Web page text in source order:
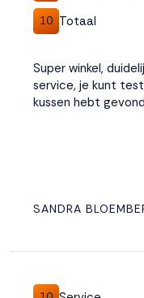
10 Totaal
Super winkel,
service, je kunt
kussen hebt
SANDRA